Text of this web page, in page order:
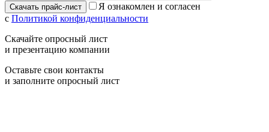
Я ознакомлен и согласен
с Политикой конфиденциальности
Скачайте опросный лист
и презентацию компании
Оставьте свои контакты
и заполните опросный лист